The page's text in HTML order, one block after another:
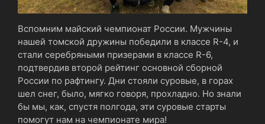
Вспомним майский чемпионат России. Мужчины
нашей томской дружины победили в классе R-4, и
стали серебряными призерами в классе R-6,
подтвердив второй рейтинг основной сборной
России по рафтингу. Дни стояли суровые, в горах
шел снег, было, мягко говоря, прохладно. Но знали
бы мы, как, спустя полгода, эти суровые старты
помогут нам на чемпионате мира!